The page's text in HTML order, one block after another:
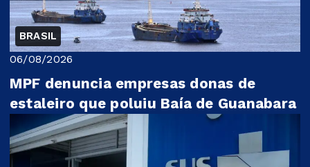
BRASIL
06/08/2026
MPF denuncia empresas donas de
estaleiro que poluiu Baía de Guanabara